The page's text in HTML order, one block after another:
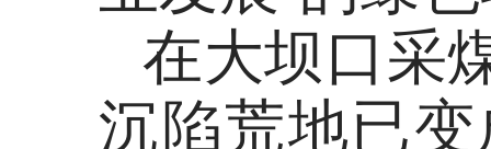
在大坝口采
沉陷荒地已